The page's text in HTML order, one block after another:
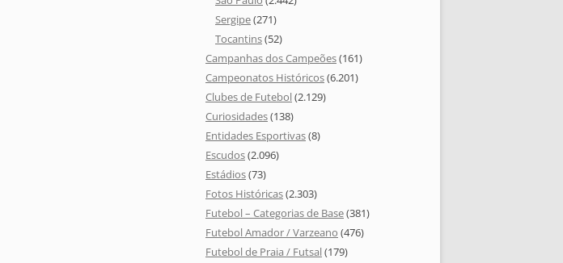
Sergipe(271)
Tocantins(52)
Campanhas dos Campeões(161)
Campeonatos Históricos(6.201)
Clubes de Futebol(2.129)
Curiosidades(138)
Entidades Esportivas(8)
Escudos(2.096)
Estádios(73)
Fotos Históricas(2.303)
Futebol – Categorias de Base(381)
Futebol Amador / Varzeano (476)
Futebol de Praia / Futsal(179)